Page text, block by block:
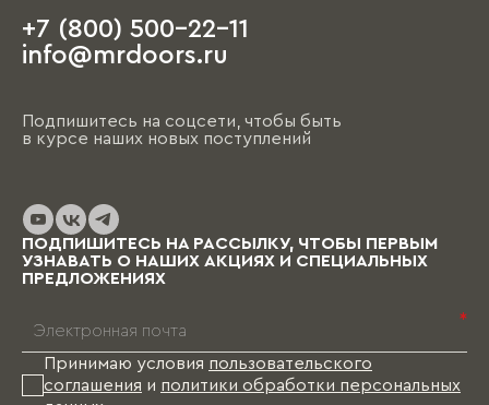
+7 (800) 500-22-11
info@mrdoors.ru
Подпишитесь на соцсети, чтобы быть
в курсе наших новых поступлений
ПОДПИШИТЕСЬ НА РАССЫЛКУ, ЧТОБЫ ПЕРВЫМ
УЗНАВАТЬ О НАШИХ АКЦИЯХ И СПЕЦИАЛЬНЫХ
ПРЕДЛОЖЕНИЯХ
*
Принимаю условия пользовательского
соглашения и политики обработки персональных